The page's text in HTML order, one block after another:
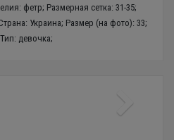
фетр; Размерная сетка: 31-35;
Украина; Размер (на фото): 33;
девочка;